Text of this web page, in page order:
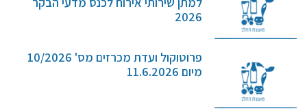
חלב לכל המשפחה
אוכלים בכיף
משקים תיירותיים
2026
פרוטוקול ועדת מכרזים מס' 10/2026
מיום 11.6.2026